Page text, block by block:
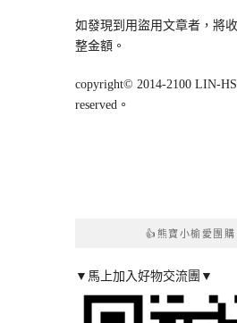
如發現到用盜用文章者，將
整金額。
copyright© 2014-2100 LIN-
reserved。
👍熊寶小榆愛團
▼馬上加入好物交流團▼